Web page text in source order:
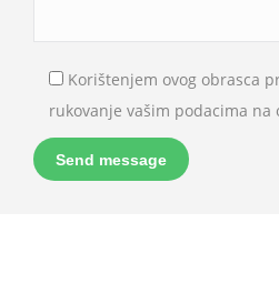
Korištenjem ovog obrasca
rukovanje vašim podacima na
Please leave this field empty.